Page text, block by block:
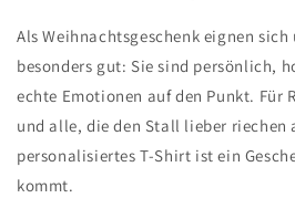
Als Weihnachtsgeschenk eignen sich
besonders gut: Sie sind persönlich,
echte Emotionen auf den Punkt. Für
und alle, die den Stall lieber riechen
personalisiertes T-Shirt ist ein
kommt.